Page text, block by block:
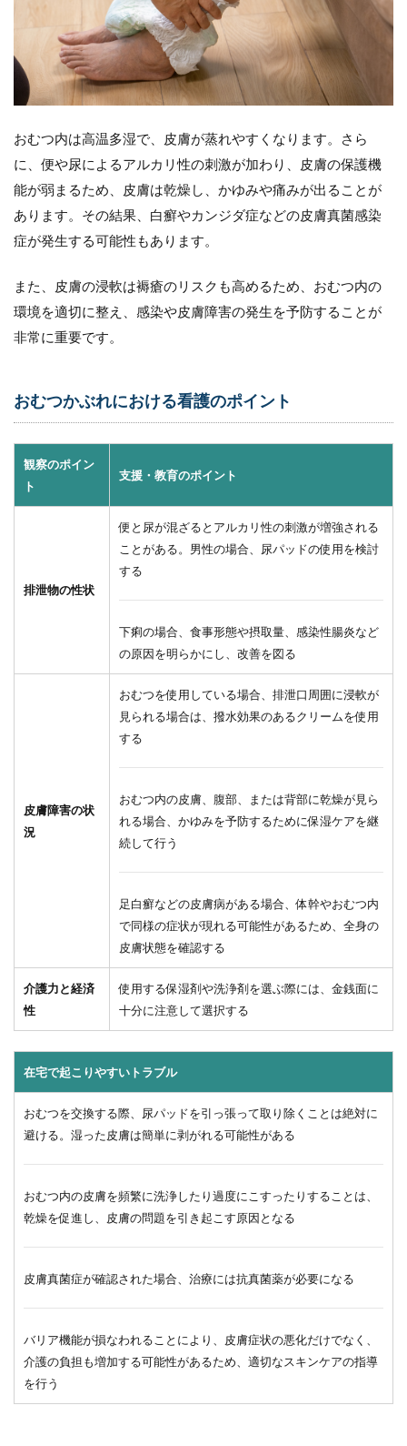
おむつ内は高温多湿で、皮膚が蒸れやすくなります。さら
に、便や尿によるアルカリ性の刺激が加わり、皮膚の保護機
能が弱まるため、皮膚は乾燥し、かゆみや痛みが出ることが
あります。その結果、白癬やカンジダ症などの皮膚真菌感染
症が発生する可能性もあります。
また、皮膚の浸軟は褥瘡のリスクも高めるため、おむつ内の
環境を適切に整え、感染や皮膚障害の発生を予防することが
非常に重要です。
おむつかぶれにおける看護のポイント
観察のポイン
ト
支援・教育のポイント
排泄物の性状
便と尿が混ざるとアルカリ性の刺激が増強される
ことがある。男性の場合、尿パッドの使用を検討
する
下痢の場合、食事形態や摂取量、感染性腸炎など
の原因を明らかにし、改善を図る
皮膚障害の状
況
おむつを使用している場合、排泄口周囲に浸軟が
見られる場合は、撥水効果のあるクリームを使用
する
おむつ内の皮膚、腹部、または背部に乾燥が見ら
れる場合、かゆみを予防するために保湿ケアを継
続して行う
足白癬などの皮膚病がある場合、体幹やおむつ内
で同様の症状が現れる可能性があるため、全身の
皮膚状態を確認する
介護力と経済
性
使用する保湿剤や洗浄剤を選ぶ際には、金銭面に
十分に注意して選択する
在宅で起こりやすいトラブル
おむつを交換する際、尿パッドを引っ張って取り除くことは絶対に
避ける。湿った皮膚は簡単に剥がれる可能性がある
おむつ内の皮膚を頻繁に洗浄したり過度にこすったりすることは、
乾燥を促進し、皮膚の問題を引き起こす原因となる
皮膚真菌症が確認された場合、治療には抗真菌薬が必要になる
バリア機能が損なわれることにより、皮膚症状の悪化だけでなく、
介護の負担も増加する可能性があるため、適切なスキンケアの指導
を行う